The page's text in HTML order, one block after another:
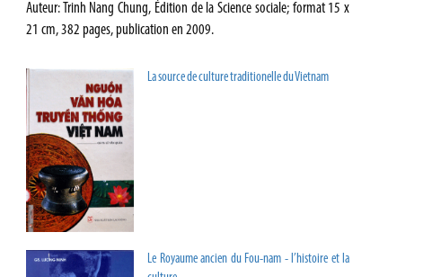
Auteur: Trinh Nang Chung, Édition de la Science sociale; format 15 x
21 cm, 382 pages, publication en 2009.
La source de culture traditionelle du Vietnam
Le Royaume ancien du Fou-nam - l’histoire et la